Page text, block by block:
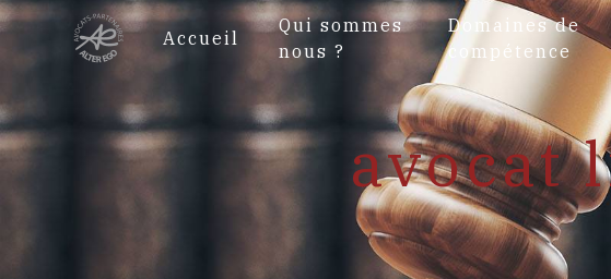
Panneau de gestion des cookies
Accueil
Qui sommes
nous ?
Domaines de
compétence
avocat